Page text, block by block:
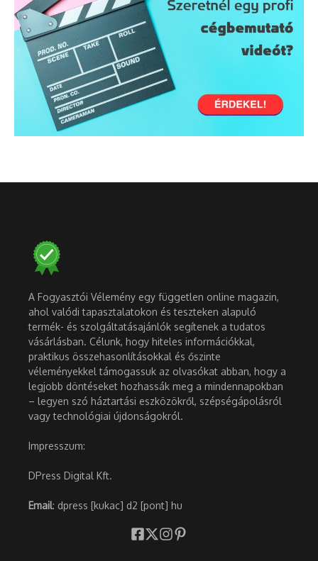
A Fogyasztói Vélemény egy független online magazin,
ahol valódi tapasztalatokon és teszteken alapuló
termék- és szolgáltatásajánlók segítenek a tudatos
vásárlásban. Célunk, hogy hiteles információkkal,
praktikus összehasonlításokkal és őszinte
véleményekkel támogassuk az olvasókat abban, hogy a
legjobb döntéseket hozhassák meg a mindennapokban
– legyen szó háztartási eszközökről, szépségápolásról
vagy technológiai újdonságokról.
Impresszum:
DPress Digital Kft.
Email: dpress [kukac] d2 [pont] hu